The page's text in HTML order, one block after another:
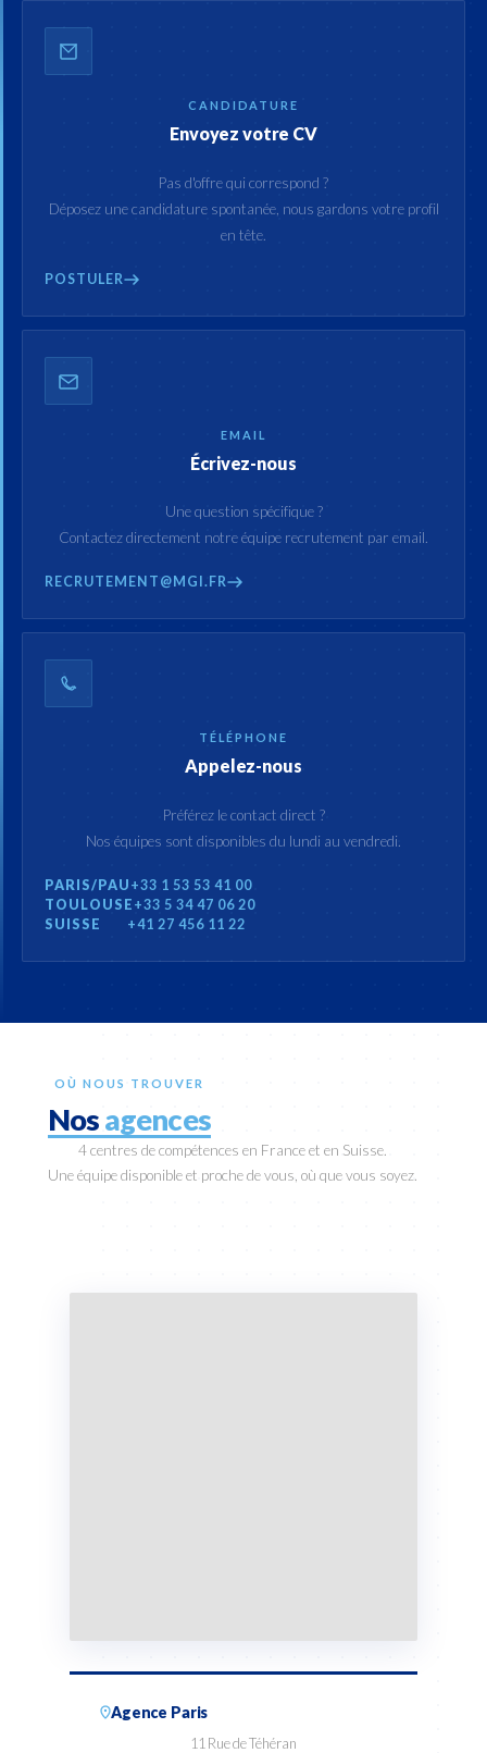
CANDIDATURE
Envoyez votre CV
Pas d'offre qui correspond ?
Déposez une candidature spontanée, nous gardons votre profil
en tête.
POSTULER
EMAIL
Écrivez-nous
Une question spécifique ?
Contactez directement notre équipe recrutement par email.
RECRUTEMENT@MGI.FR
TÉLÉPHONE
Appelez-nous
Préférez le contact direct ?
Nos équipes sont disponibles du lundi au vendredi.
PARIS/PAU +33 1 53 53 41 00
TOULOUSE +33 5 34 47 06 20
SUISSE
+41 27 456 11 22
OÙ NOUS TROUVER
Nosagences
4 centres de compétences en France et en Suisse.
Une équipe disponible et proche de vous, où que vous soyez.
Agence Paris
11 Rue de Téhéran